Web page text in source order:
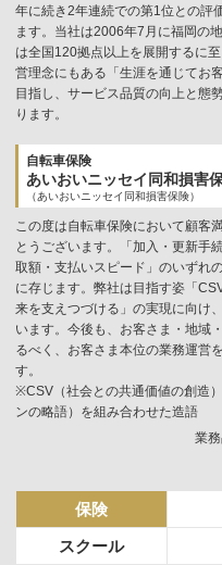
年に続き2年連続での第1位との評
ます。当社は2006年7月に福岡の
は全国120拠点以上を展開するに
営理念にもある「生涯を通じてお
目指し、サービス品質の向上と態
ります。
自転車保険
あいおいニッセイ同和損害
（あいおいニッセイ同和損害保険）
この度は自転車保険において顧客
とうございます。「加入・更新手
取額・支払いスピード」のいずれ
に存じます。弊社は目指す姿「
来を支えつづける」の実現に向け
います。今後も、お客さま・地域
るべく、お客さま本位の業務運営
す。
※CSV（社会との共通価値の創造
ンの略語）を組み合わせた造語
業
保険
スクール